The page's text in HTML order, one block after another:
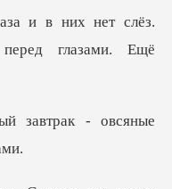
нет слёз.
й завтрак - овсяные